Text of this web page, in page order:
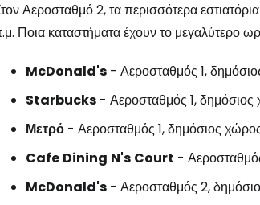
Αεροσταθμό 2, τα περισσότερα
Ποια καταστήματα έχουν το μεγαλύτερο
McDonald's - Αεροσταθμός 1,
Starbucks - Αεροσταθμός 1, δημόσιος
Μετρό - Αεροσταθμός 1, δημόσιος
Cafe Dining N's Court -
McDonald's - Αεροσταθμός 2,